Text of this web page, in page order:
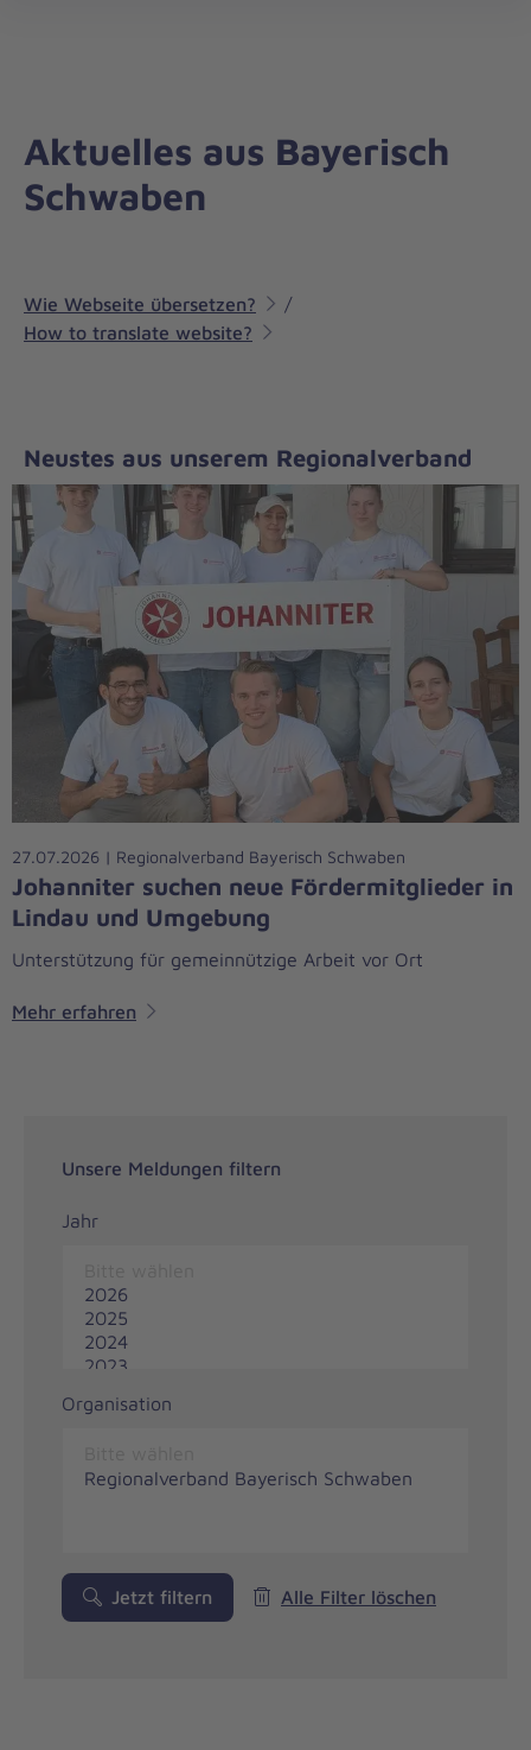
Aktuelles aus Bayerisch
Schwaben
Wie Webseite übersetzen?
/
How to translate website?
Neustes aus unserem Regionalverband
27.07.2026 | Regionalverband Bayerisch Schwaben
Johanniter suchen neue Fördermitglieder in
Lindau und Umgebung
Unterstützung für gemeinnützige Arbeit vor Ort
Mehr erfahren
Unsere Meldungen filtern
Jahr
Organisation
Jetzt filtern Alle Filter löschen